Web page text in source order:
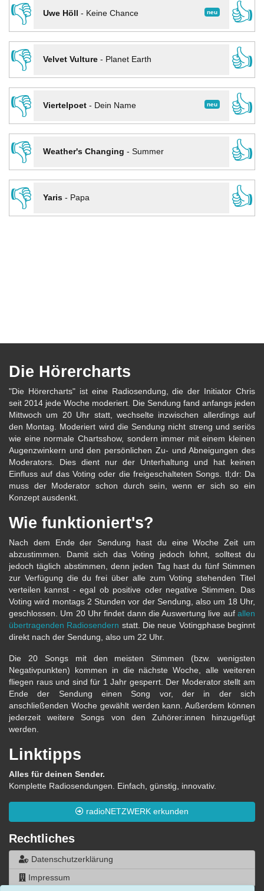
👎
neu
Uwe Höll - Keine Chance
👍
👎
Velvet Vulture- Planet Earth
👍
👎
neu
Viertelpoet- Dein Name
👍
👎
Weather's Changing - Summer
👍
👎
Yaris- Papa 👍
Die Hörercharts
"Die Hörercharts" ist eine Radiosendung, die der Initiator Chris
seit 2014 jede Woche moderiert. Die Sendung fand anfangs jeden
Mittwoch um 20 Uhr statt, wechselte inzwischen allerdings auf
den Montag. Moderiert wird die Sendung nicht streng und seriös
wie eine normale Chartsshow, sondern immer mit einem kleinen
Augenzwinkern und den persönlichen Zu- und Abneigungen des
Moderators. Dies dient nur der Unterhaltung und hat keinen
Einfluss auf das Voting oder die freigeschalteten Songs. tl;dr: Da
muss der Moderator schon durch sein, wenn er sich so ein
Konzept ausdenkt.
Wie funktioniert's?
Nach dem Ende der Sendung hast du eine Woche Zeit um
abzustimmen. Damit sich das Voting jedoch lohnt, solltest du
jedoch täglich abstimmen, denn jeden Tag hast du fünf Stimmen
zur Verfügung die du frei über alle zum Voting stehenden Titel
verteilen kannst - egal ob positive oder negative Stimmen. Das
Voting wird montags 2 Stunden vor der Sendung, also um 18 Uhr,
geschlossen. Um 20 Uhr findet dann die Auswertung live auf allen
übertragenden Radiosendern statt. Die neue Votingphase beginnt
direkt nach der Sendung, also um 22 Uhr.
Die 20 Songs mit den meisten Stimmen (bzw. wenigsten
Negativpunkten) kommen in die nächste Woche, alle weiteren
fliegen raus und sind für 1 Jahr gesperrt. Der Moderator stellt am
Ende der Sendung einen Song vor, der in der sich
anschließenden Woche gewählt werden kann. Außerdem können
jederzeit weitere Songs von den Zuhörer:innen hinzugefügt
werden.
Linktipps
Alles für deinen Sender.
Komplette Radiosendungen. Einfach, günstig, innovativ.
radioNETZWERK erkunden
Rechtliches
Datenschutzerklärung
Impressum